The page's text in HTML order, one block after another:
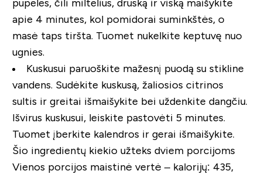
pupeles, čili miltelius, druską ir viską maišykite
apie 4 minutes, kol pomidorai suminkštės, o
masė taps tiršta. Tuomet nukelkite keptuvę nuo
ugnies.
Kuskusui paruoškite mažesnį puodą su stikline
vandens. Sudėkite kuskusą, žaliosios citrinos
sultis ir greitai išmaišykite bei uždenkite dangčiu.
Išvirus kuskusui, leiskite pastovėti 5 minutes.
Tuomet įberkite kalendros ir gerai išmaišykite.
Šio ingredientų kiekio užteks dviem porcijoms
Vienos porcijos maistinė vertė – kalorijų: 435,